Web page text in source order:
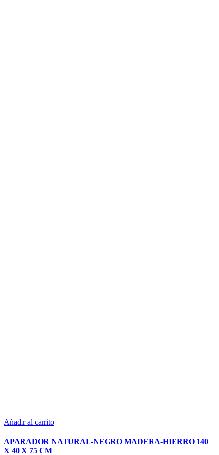
Añadir al carrito
APARADOR NATURAL-NEGRO MADERA-HIERRO 140
X 40 X 75 CM